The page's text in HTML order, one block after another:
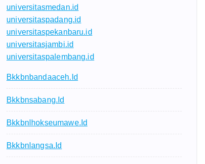
universitasmedan.id
universitaspadang.id
universitaspekanbaru.id
universitasjambi.id
universitaspalembang.id
Bkkbnbandaaceh.id
Bkkbnsabang.id
Bkkbnlhokseumawe.id
Bkkbnlangsa.id